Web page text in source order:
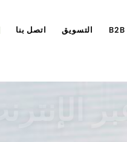
B2B التسويق اتصل بنا
الإنترنت